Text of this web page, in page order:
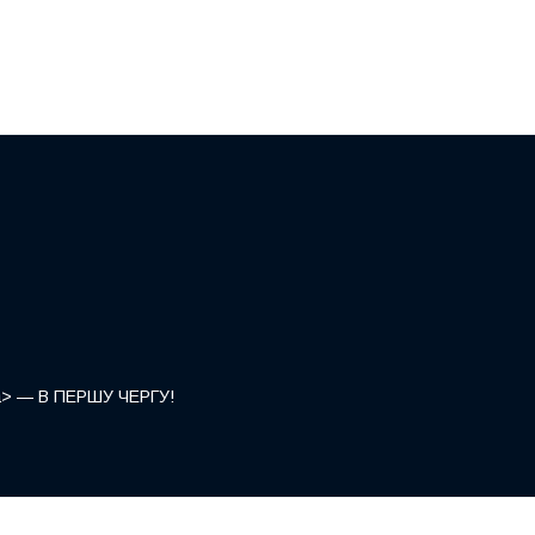
a> — В ПЕРШУ ЧЕРГУ!